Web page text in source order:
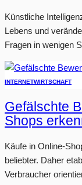
Künstliche
Lebens und
Fragen in wenigen
INTERNETWIRTSCHAFT
Gefälschte
Shops
Käufe in Online-
beliebter. Daher
Verbraucher